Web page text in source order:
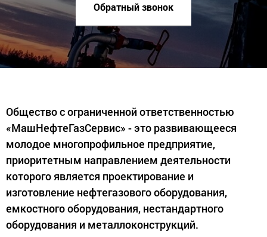
Обратный звонок
Общество с ограниченной ответственностью
«МашНефтеГазСервис» - это развивающееся
молодое многопрофильное предприятие,
приоритетным направлением деятельности
которого является проектирование и
изготовление нефтегазового оборудования,
емкостного оборудования, нестандартного
оборудования и металлоконструкций.